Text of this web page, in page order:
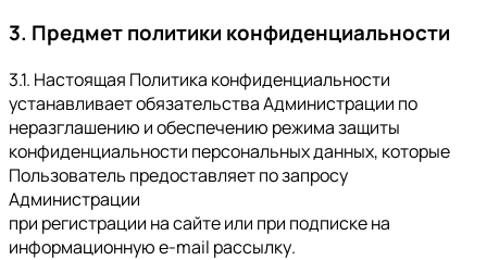
3. Предмет политики конфиденциальности
3.1. Настоящая Политика конфиденциальности
устанавливает обязательства Администрации по
неразглашению и обеспечению режима защиты
конфиденциальности персональных данных, которые
Пользователь предоставляет по запросу
Администрации
при регистрации на сайте или при подписке на
информационную e-mail рассылку.